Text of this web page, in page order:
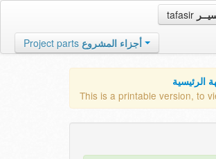
tafasir
Project parts أجزاء المشروع
الرئيسية
This is a printable version, to